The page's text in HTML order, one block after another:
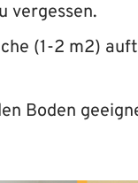
vergessen.
(1-2 m2)
Boden